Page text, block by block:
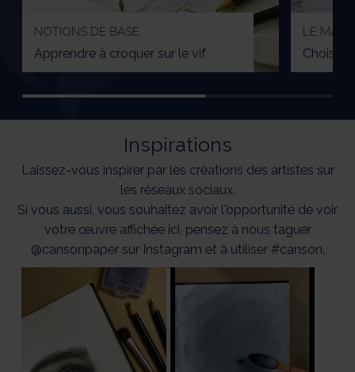
NOTIONS DE BASE
Apprendre à croquer sur le vif
LE
Choisir
Inspirations
Laissez-vous inspirer par les créations des artistes sur
les réseaux sociaux.
Si vous aussi, vous souhaitez avoir l'opportunité de voir
votre œuvre affichée ici, pensez à nous taguer
@cansonpaper sur Instagram et à utiliser #canson.